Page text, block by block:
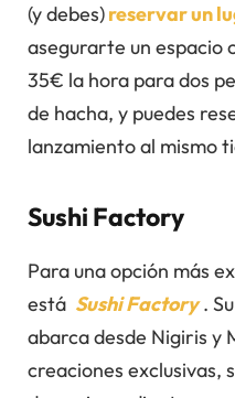
(y debes)reservar un
asegurarte un espacio
35€ la hora para dos
de hacha, y puedes
lanzamiento al mismo
Sushi Factory
Para una opción más
está Sushi Factory.
abarca desde Nigiris y
creaciones exclusivas,